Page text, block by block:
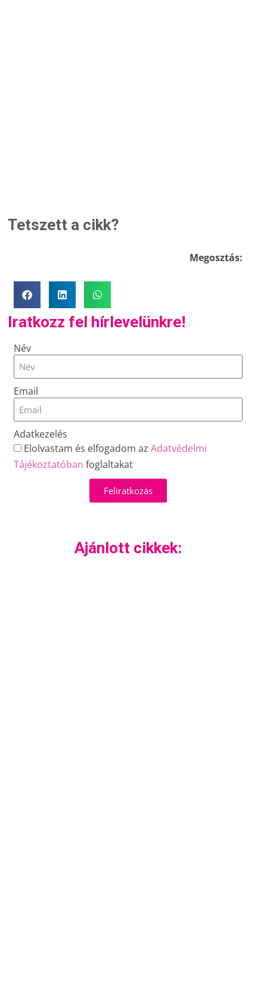
Tetszett a cikk?
Megosztás:
Iratkozz fel hírlevelünkre!
Név
Email
Adatkezelés
Elolvastam és elfogadom azAdatvédelmi
Tájékoztatóban foglaltakat
Feliratkozás
Ajánlott cikkek: